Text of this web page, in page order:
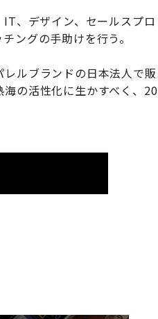
、デザイン、セールスプロ
ングの手助けを行う。
ルブランドの日本法人で販
の活性化に生かすべく、20